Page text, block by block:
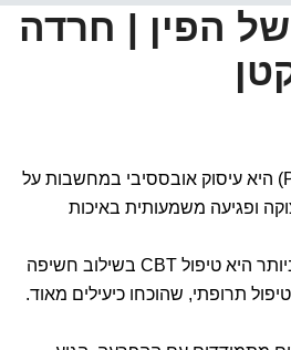
הפין | חרדה
דיסמורפיה של הפין (PDD) היא עיסוק אובססיבי במחשבות על
ופגיעה משמעותית באיכות
דרך ההתערבות היעילה ביותר היא טיפול CBT בשילוב חשיפה